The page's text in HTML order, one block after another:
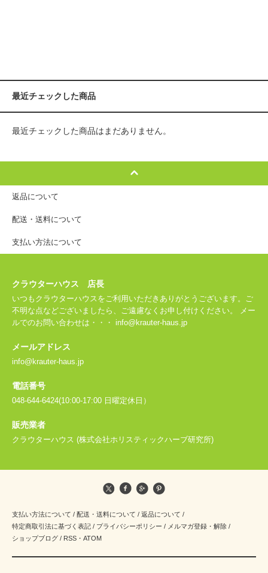
最近チェックした商品
最近チェックした商品はまだありません。
返品について
配送・送料について
支払い方法について
クラウターハウス 店長
いつもクラウターハウスをご利用いただきありがとうございます。ご
不明な点などございましたら、ご遠慮なくお申し付けください。 メー
ルでのお問い合わせは・・・ info@krauter-haus.jp
メールアドレス
info@krauter-haus.jp
電話番号
048-644-6424(10:00-17:00 日曜定休日）
販売業者
クラウターハウス (株式会社ホリスティックハーブ研究所)
支払い方法について / 配送・送料について / 返品について /
特定商取引法に基づく表記 / プライバシーポリシー / メルマガ登録・解除 /
ショップブログ / RSS ・ ATOM